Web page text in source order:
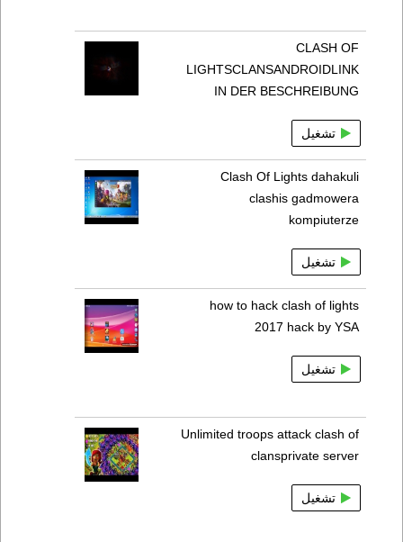
CLASH OF
LIGHTSCLANSANDROIDLINK
IN DER BESCHREIBUNG
تشغيل
Clash Of Lights dahakuli
clashis gadmowera
kompiuterze
تشغيل
how to hack clash of lights
2017 hack by YSA
تشغيل
Unlimited troops attack clash of
clansprivate server
تشغيل